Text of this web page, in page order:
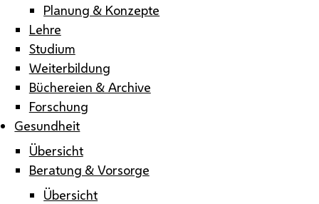
Planung & Konzepte
Lehre
Studium
Weiterbildung
Büchereien & Archive
Forschung
Gesundheit
Übersicht
Beratung & Vorsorge
Übersicht